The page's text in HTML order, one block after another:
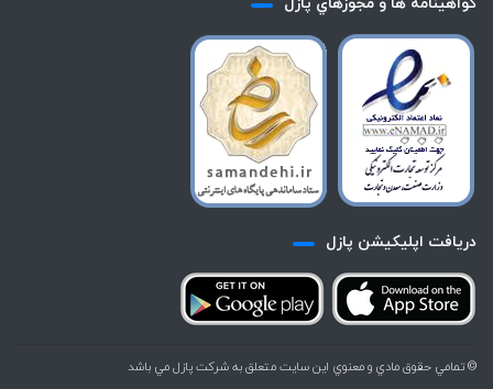
دريافت اپليكيشن پازل
© تمامي حقوق مادي و معنوي اين سايت متعلق به شركت پازل مي باشد